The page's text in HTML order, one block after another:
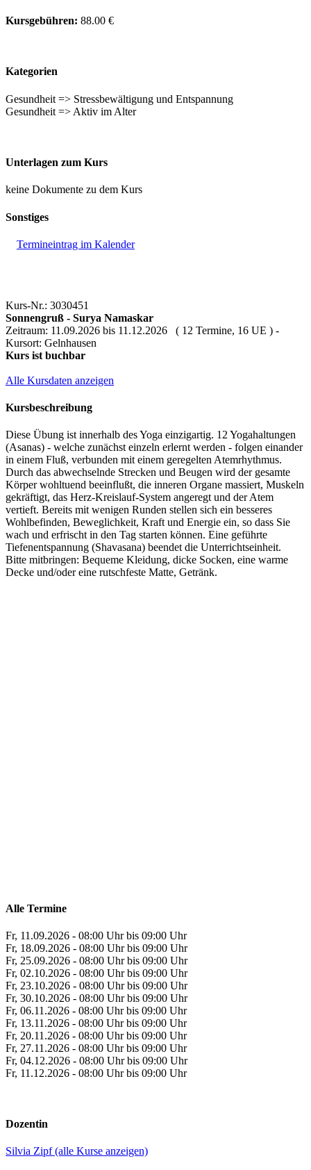
Kursgebühren: 88.00 €
Kategorien
Gesundheit => Stressbewältigung und Entspannung
Gesundheit => Aktiv im Alter
Unterlagen zum Kurs
keine Dokumente zu dem Kurs
Sonstiges
Termineintrag im Kalender
Kurs-Nr.: 3030451
Sonnengruß - Surya Namaskar
Zeitraum: 11.09.2026 bis 11.12.2026 ( 12 Termine, 16 UE ) -
Kursort: Gelnhausen
Kurs ist buchbar
Alle Kursdaten anzeigen
Kursbeschreibung
Diese Übung ist innerhalb des Yoga einzigartig. 12 Yogahaltungen
(Asanas) - welche zunächst einzeln erlernt werden - folgen einander
in einem Fluß, verbunden mit einem geregelten Atemrhythmus.
Durch das abwechselnde Strecken und Beugen wird der gesamte
Körper wohltuend beeinflußt, die inneren Organe massiert, Muskeln
gekräftigt, das Herz-Kreislauf-System angeregt und der Atem
vertieft. Bereits mit wenigen Runden stellen sich ein besseres
Wohlbefinden, Beweglichkeit, Kraft und Energie ein, so dass Sie
wach und erfrischt in den Tag starten können. Eine geführte
Tiefenentspannung (Shavasana) beendet die Unterrichtseinheit.
Bitte mitbringen: Bequeme Kleidung, dicke Socken, eine warme
Decke und/oder eine rutschfeste Matte, Getränk.
Alle Termine
Fr, 11.09.2026 - 08:00 Uhr bis 09:00 Uhr
Fr, 18.09.2026 - 08:00 Uhr bis 09:00 Uhr
Fr, 25.09.2026 - 08:00 Uhr bis 09:00 Uhr
Fr, 02.10.2026 - 08:00 Uhr bis 09:00 Uhr
Fr, 23.10.2026 - 08:00 Uhr bis 09:00 Uhr
Fr, 30.10.2026 - 08:00 Uhr bis 09:00 Uhr
Fr, 06.11.2026 - 08:00 Uhr bis 09:00 Uhr
Fr, 13.11.2026 - 08:00 Uhr bis 09:00 Uhr
Fr, 20.11.2026 - 08:00 Uhr bis 09:00 Uhr
Fr, 27.11.2026 - 08:00 Uhr bis 09:00 Uhr
Fr, 04.12.2026 - 08:00 Uhr bis 09:00 Uhr
Fr, 11.12.2026 - 08:00 Uhr bis 09:00 Uhr
Dozentin
Silvia Zipf (alle Kurse anzeigen)